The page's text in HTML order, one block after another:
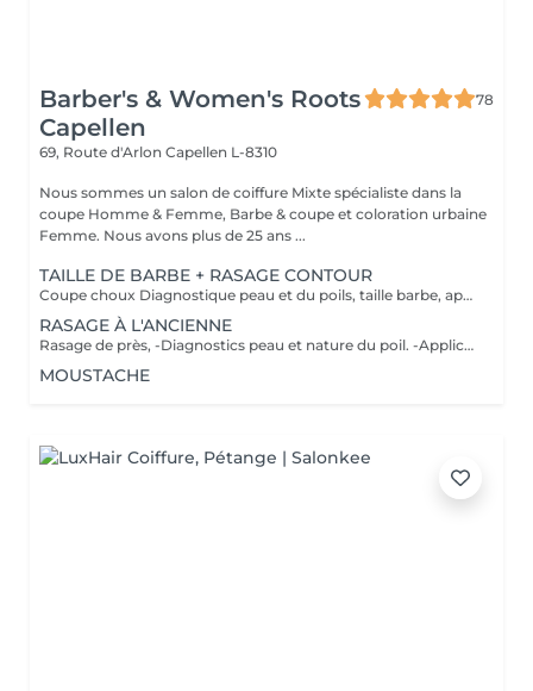
Barber's & Women's Roots
Capellen
78
69, Route d'Arlon Capellen L-8310
Nous sommes un salon de coiffure Mixte spécialiste dans la
coupe Homme & Femme, Barbe & coupe et coloration urbaine
Femme. Nous avons plus de 25 ans ...
TAILLE DE BARBE + RASAGE CONTOUR
Coupe choux Diagnostique peau et du poils, taille barbe, application d'un pre shave ou huile de rasage, bain chaud, rasage contour avec mousse à l'ancienne, bain froid et pour finir soin pierre d'alun ou after shave et massage faciale
RASAGE À L'ANCIENNE
Rasage de près, -Diagnostics peau et nature du poil. -Application d'un pré shave ou huile de rasage. -Bain chaud avec vapothérapie aux huiles essentielles. -Premier passage de lames avec mousse à l'ancienne, rinçage de la peau, deuxième passage de lames, bain froid. -Soin avec pierre d'alun ou after shave. -Massage faciale.
MOUSTACHE